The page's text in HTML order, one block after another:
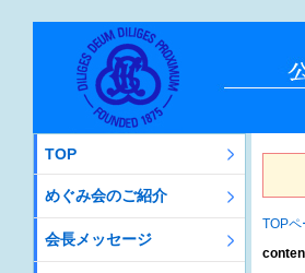
TOPペ
TOP
めぐみ会のご紹介
会長メッセージ